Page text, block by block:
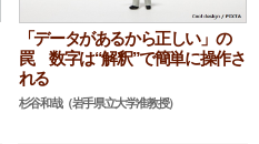
「データがあるから正しい」の
罠 数字は“解釈”で簡単に操作さ
れる
杉谷和哉（岩手県立大学准教授）